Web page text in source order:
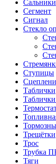
Сальники
Сегмент
Сигнал
Стекло
Ступицы
Таблички
Трещётки
Трос
Трубка
Тяги